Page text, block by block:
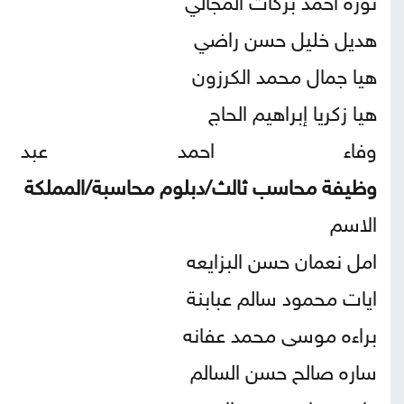
هديل خليل حسن راضي
هيا جمال محمد الكرزون
هيا زكريا إبراهيم الحاج
وفاء احمد
وظيفة محاسب ثالث/دبلوم محاسبة/المملكة
الاسم
امل نعمان حسن البزايعه
ايات محمود سالم عبابنة
براءه موسى محمد عفانه
ساره صالح حسن السالم